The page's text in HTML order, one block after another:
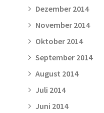
Dezember 2014
November 2014
Oktober 2014
September 2014
August 2014
Juli 2014
Juni 2014